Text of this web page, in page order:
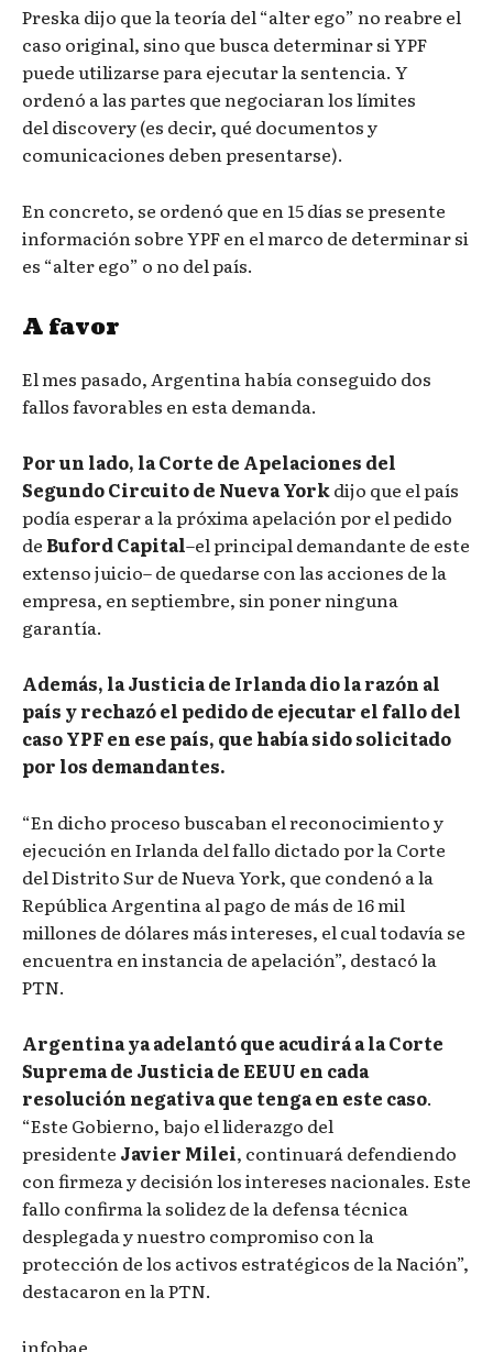
Preska dijo que la teoría del “alter ego” no reabre el
caso original, sino que busca determinar si YPF
puede utilizarse para ejecutar la sentencia. Y
ordenó a las partes que negociaran los límites
del discovery (es decir, qué documentos y
comunicaciones deben presentarse).
En concreto, se ordenó que en 15 días se presente
información sobre YPF en el marco de determinar si
es “alter ego” o no del país.
A favor
El mes pasado, Argentina había conseguido dos
fallos favorables en esta demanda.
Por un lado, la Corte de Apelaciones del
Segundo Circuito de Nueva Yorkdijo que el país
podía esperar a la próxima apelación por el pedido
de Buford Capital–el principal demandante de este
extenso juicio– de quedarse con las acciones de la
empresa, en septiembre, sin poner ninguna
garantía.
Además, la Justicia de Irlanda dio la razón al
país y rechazó el pedido de ejecutar el fallo del
caso YPF en ese país, que había sido solicitado
por los demandantes.
“En dicho proceso buscaban el reconocimiento y
ejecución en Irlanda del fallo dictado por la Corte
del Distrito Sur de Nueva York, que condenó a la
República Argentina al pago de más de 16 mil
millones de dólares más intereses, el cual todavía se
encuentra en instancia de apelación”, destacó la
PTN.
Argentina ya adelantó que acudirá a la Corte
Suprema de Justicia de EEUU en cada
resolución negativa que tenga en este caso.
“Este Gobierno, bajo el liderazgo del
presidente Javier Milei, continuará defendiendo
con firmeza y decisión los intereses nacionales. Este
fallo confirma la solidez de la defensa técnica
desplegada y nuestro compromiso con la
protección de los activos estratégicos de la Nación”,
destacaron en la PTN.
infobae